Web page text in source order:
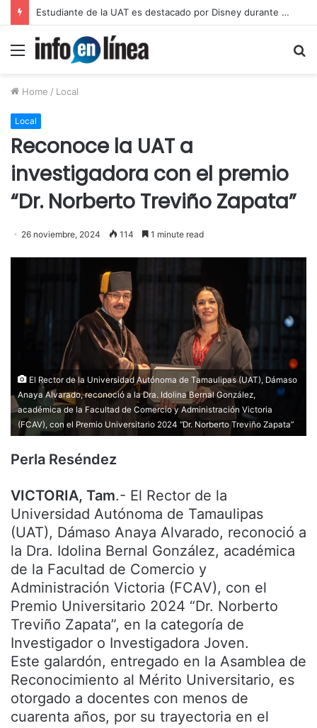
UAT proyecta alcanzar una matrícula de 45 mil estudiantes
Menu
Home / Local
Local
Reconoce la UAT a
investigadora con el premio
“Dr. Norberto Treviño Zapata”
26 noviembre, 2024 114 1 minute read
El Rector de la Universidad Autónoma de Tamaulipas (UAT), Dámaso
Anaya Alvarado, reconoció a la Dra. Idolina Bernal González,
académica de la Facultad de Comercio y Administración Victoria
(FCAV), con el Premio Universitario 2024 “Dr. Norberto Treviño Zapata”
Perla Reséndez
VICTORIA, Tam.- El Rector de la
Universidad Autónoma de Tamaulipas
(UAT), Dámaso Anaya Alvarado, reconoció a
la Dra. Idolina Bernal González, académica
de la Facultad de Comercio y
Administración Victoria (FCAV), con el
Premio Universitario 2024 “Dr. Norberto
Treviño Zapata”, en la categoría de
Investigador o Investigadora Joven.
Este galardón, entregado en la Asamblea de
Reconocimiento al Mérito Universitario, es
otorgado a docentes con menos de
cuarenta años, por su trayectoria en el